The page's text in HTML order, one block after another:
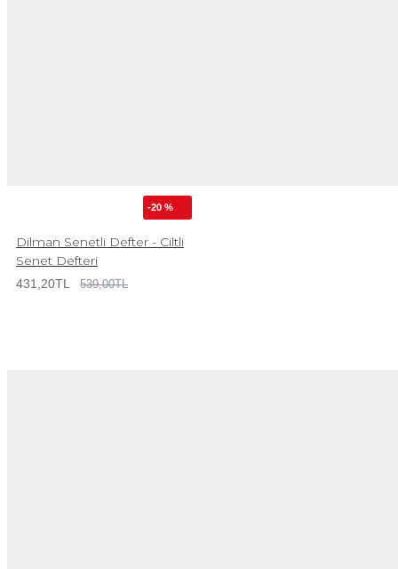
-20 %
Dilman Senetli Defter - Ciltli
Senet Defteri
431,20TL 539,00TL